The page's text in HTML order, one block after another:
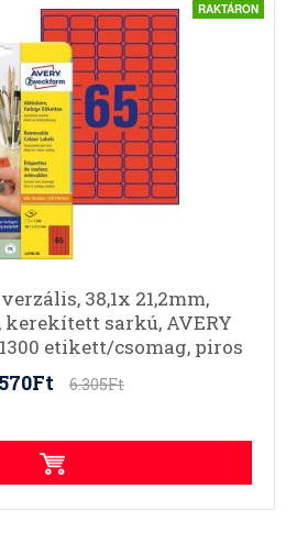
RAKTÁRON
38,1x 21,2mm,
sarkú, AVERY
1300 etikett/csomag, piros
6.305Ft